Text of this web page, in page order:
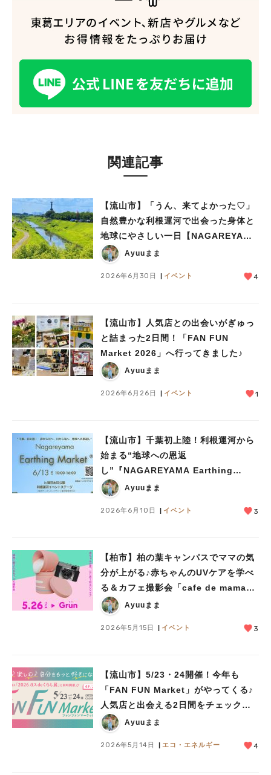
関連記事
【流山市】「うん、来てよかった♡」
自然豊かな利根運河で出会った身体と
地球にやさしい一日【NAGAREYAMA
Earthing Market®︎】レポート
Ayuuまま
2026年6月30日 イベント 4
【流山市】人気店との出会いがぎゅっ
と詰まった2日間！「FAN FUN
Market 2026」へ行ってきました♪
Ayuuまま
2026年6月26日 イベント 1
【流山市】千葉初上陸！利根運河から
始まる“地球への恩返
し”『NAGAREYAMA Earthing
Market®︎』開催！【6月13日】
Ayuuまま
2026年6月10日 イベント 3
【柏市】柏の葉キャンパスでママの気
分が上がる♪赤ちゃんのUVケアを学べ
る＆カフェ撮影会「cafe de mama
salon」5/26(火)開催！
Ayuuまま
2026年5月15日 イベント 3
【流山市】5/23・24開催！今年も
「FAN FUN Market」がやってくる♪
人気店と出会える2日間をチェックし
よう♩Ayuuまま
2026年5月14日 エコ・エネルギー 4
人気のキーワード
#ラーメン#ショッピング #カフェ #スイーツ
#教えたい／教えて投稿記事
#教えたい/こんなの見つけた